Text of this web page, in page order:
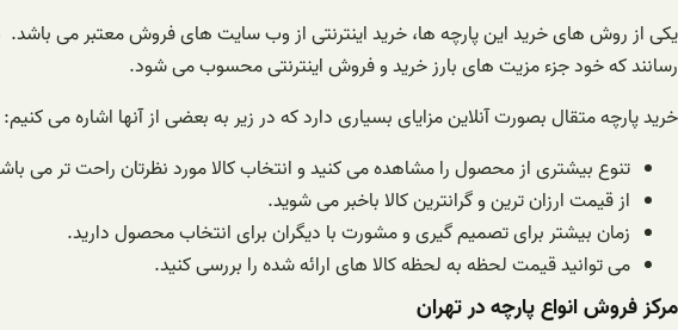
یکی از روش های خرید این پارچه ها، خرید اینترنتی از وب سایت های فروش معتبر می
رسانند که خود جزء مزیت های بارز خرید و فروش اینترنتی محسوب می شود.
خرید پارچه متقال بصورت آنلاین مزایای بسیاری دارد که در زیر به بعضی از آنها اشاره می کنیم:
تنوع بیشتری از محصول را مشاهده می کنید و انتخاب کالا مورد نظرتان راحت تر می
از قیمت ارزان ترین و گرانترین کالا باخبر می شوید.
زمان بیشتر برای تصمیم گیری و مشورت با دیگران برای انتخاب محصول دارید.
می توانید قیمت لحظه به لحظه کالا های ارائه شده را بررسی کنید.
مرکز فروش انواع پارچه در تهران